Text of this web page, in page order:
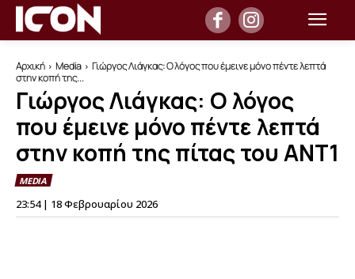
Αρχική Media
Γιώργος Λιάγκας: Ο λόγος που έμεινε μόνο πέντε λεπτά
στην κοπή της...
Γιώργος Λιάγκας: Ο λόγος
που έμεινε μόνο πέντε λεπτά
στην κοπή της πίτας του ΑΝΤ1
MEDIA
23:54 | 18 Φεβρουαρίου 2026